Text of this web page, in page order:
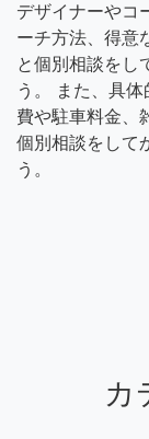
デザイナーやコ
ーチ方法、得意
と個別相談をし
う。 また、具
費や駐車料金、
個別相談をして
う。
カ